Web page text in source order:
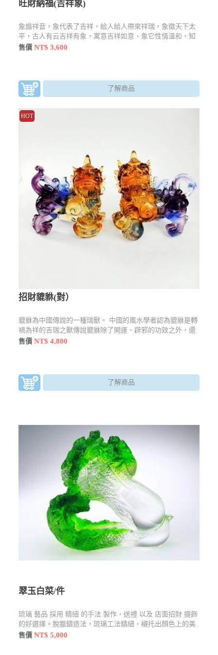
旺財納福(吉祥象)
象諧祥音，象代表了吉祥，給人給人帶來祥瑞，象徵天下太
平，古人有云吉祥有象，寓意吉祥如意，象它性情溫和，知
恩圖報。而在泰國來說是招財的象徵。
售價NT$ 3,600
了解商品
HOT
招財貔貅(對）
貔貅為中國傳說的一種瑞獸。 中國的風水學者認為貔貅是轉
禍為祥的吉瑞之獸傳說貔貅除了開運、辟邪的功效之外，還
有鎮宅、化太歲等作用。
售價NT$ 4,800
了解商品
翠玉白菜/件
琉璃 藝品 採用 精細 的手法 製作，送禮 以及 店面招財 擺飾
的好選擇。脫臘鑄造法，琉璃工法精細，襯托出顏色上的美
感
售價NT$ 5,000